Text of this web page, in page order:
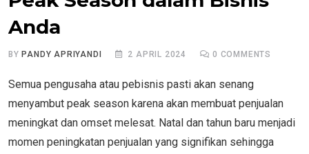
Anda
BY PANDY APRIYANDI 2 APRIL 2024 0 COMMENTS
Semua pengusaha atau pebisnis pasti akan senang
menyambut peak season karena akan membuat penjualan
meningkat dan omset melesat. Natal dan tahun baru menjadi
momen peningkatan penjualan yang signifikan sehingga